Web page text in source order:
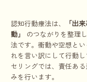
認知行動療法は、
「出
動」
のつながりを整理
法です。衝動や空想と
れを言い訳にして行動
セリングでは、責任あ
みを行います。